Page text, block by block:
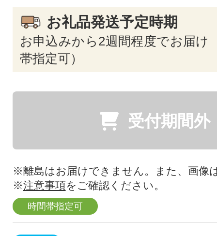
お礼品発送予定時期
お申込みから2週間程度でお届け
帯指定可）
受付期間外
※離島はお届けできません。また、画像
※注意事項をご確認ください。
時間帯指定可